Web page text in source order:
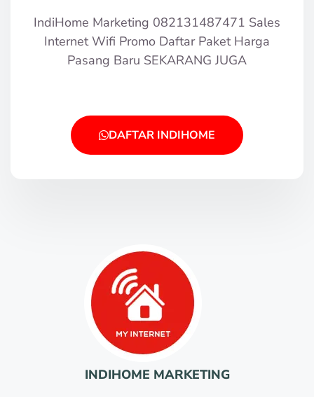
IndiHome Marketing 082131487471 Sales
Internet Wifi Promo Daftar Paket Harga
Pasang Baru SEKARANG JUGA
DAFTAR INDIHOME
INDIHOME MARKETING